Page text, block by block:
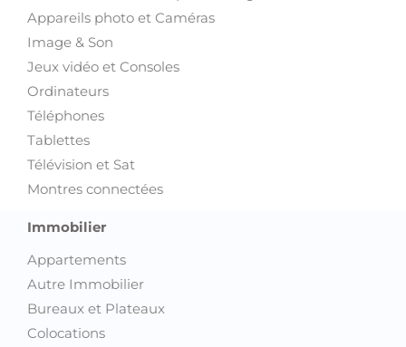
Appareils photo et Caméras
Image & Son
Jeux vidéo et Consoles
Ordinateurs
Téléphones
Tablettes
Télévision et Sat
Montres connectées
Immobilier
Appartements
Autre Immobilier
Bureaux et Plateaux
Colocations